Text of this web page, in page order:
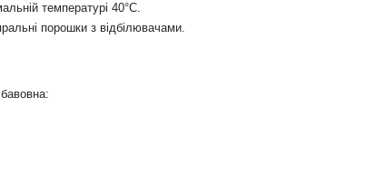
температурі 40°С.
порошки з відбілювачами.